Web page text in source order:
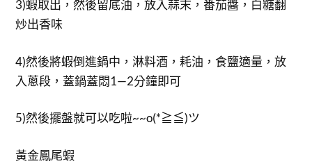
3)蝦取出，然後留底油，放入蒜末，番茄醬，白糖翻
炒出香味
4)然後將蝦倒進鍋中，淋料酒，耗油，食鹽適量，放
入蔥段，蓋鍋蓋悶1—2分鐘即可
5)然後擺盤就可以吃啦~~o(*≧≦)ツ
黃金鳳尾蝦